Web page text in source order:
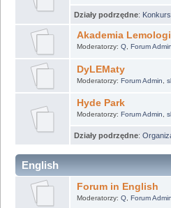
Działy podrzędne:
Akademia
Moderatorzy: Q, Forum Admin
DyLEMaty
Moderatorzy: Forum Admin
Hyde Park
Moderatorzy: Forum Admin
Działy podrzędne:
English
Forum in English
Moderatorzy: Q, Forum Admin